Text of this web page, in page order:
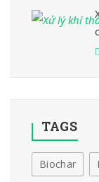
TAGS
Biochar